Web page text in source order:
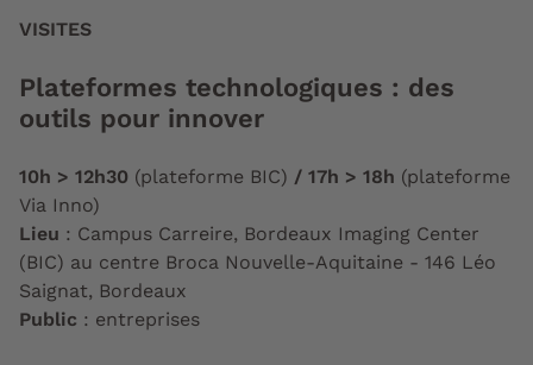
VISITES
Plateformes technologiques : des
outils pour innover
10h > 12h30 (plateforme BIC) / 17h > 18h (plateforme
Via Inno)
Lieu : Campus Carreire, Bordeaux Imaging Center
(BIC) au centre Broca Nouvelle-Aquitaine - 146 Léo
Saignat, Bordeaux
Public : entreprises